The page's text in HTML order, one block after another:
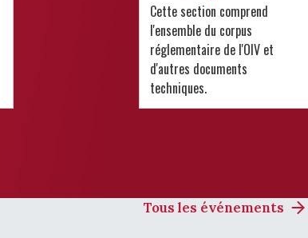
Cette section comprend
l'ensemble du corpus
réglementaire de l'OIV et
d'autres documents
techniques.
Tous les événements